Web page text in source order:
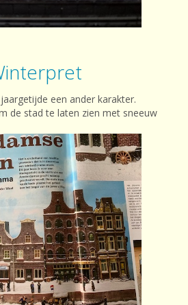
een ander karakter.
de stad te laten zien met sneeuw